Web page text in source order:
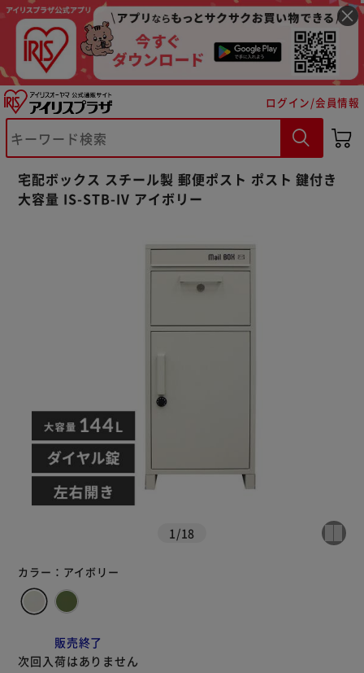
ログイン/会員情報
宅配ボックス スチール製 郵便ポスト ポスト 鍵付き
大容量 IS-STB-IV アイボリー
1 /18
カラー： アイボリー
販売終了
次回入荷はありません
カートに入れる 購入手続きへ